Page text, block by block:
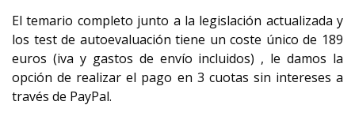
El temario completo junto a la legislación actualizada y
los test de autoevaluación tiene un coste único de 189
euros (iva y gastos de envío incluidos) , le damos la
opción de realizar el pago en 3 cuotas sin intereses a
través de PayPal.